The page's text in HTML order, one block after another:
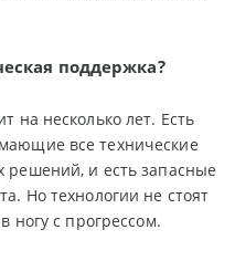
поддержка?
на несколько лет. Есть
все технические
решений, и есть запасные
Но технологии не стоят
ногу с прогрессом.